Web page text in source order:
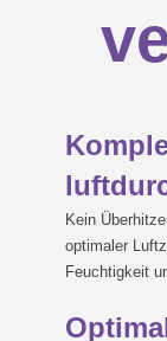
Kein
optimaler
Feuchtigkeit